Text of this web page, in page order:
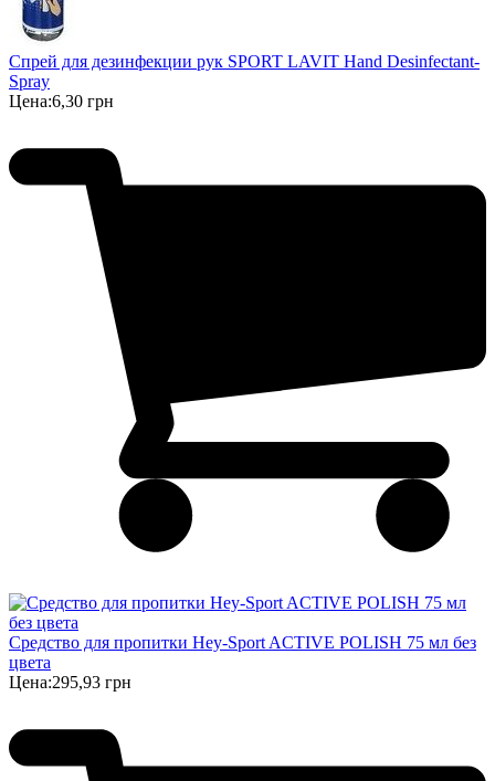
Спрей для дезинфекции рук SPORT LAVIT Hand Desinfectant-
Spray
Цена:6,30 грн
Средство для пропитки Hey-Sport ACTIVE POLISH 75 мл без
цвета
Цена:295,93 грн